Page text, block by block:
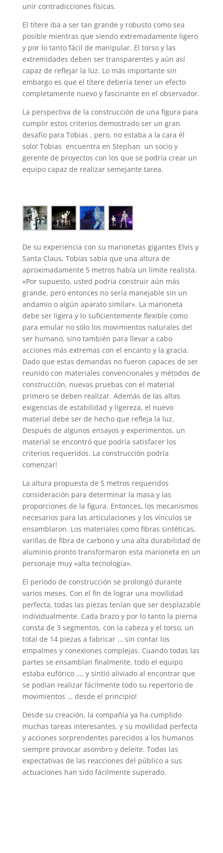
unir contradicciones físicas.
El títere iba a ser tan grande y robusto como sea
posible mientras que siendo extremadamente ligero
y por lo tanto fácil de manipular. El torso y las
extremidades deben ser transparentes y aún así
capaz de reflejar la luz. Lo más importante sin
embargo es que el títere debería tener un efecto
completamente nuevo y fascinante en el observador.
La perspectiva de la construcción de una figura para
cumplir estos criterios demostrado ser un gran
desafío para Tobias , pero, no estaba a la cara él
solo! Tobias encuentra en Stephan un socio y
gerente de proyectos con los que se podría crear un
equipo capaz de realizar semejante tarea.
De su experiencia con su marionetas gigantes Elvis y
Santa Claus, Tobias sabía que una altura de
aproximadamente 5 metros había un límite realista.
«Por supuesto, usted podría construir aún más
grande, pero entonces no sería manejable sin un
andamio o algún aparato similar». La marioneta
debe ser ligera y lo suficientemente flexible como
para emular no sólo los movimientos naturales del
ser humano, sino también para llevar a cabo
acciones más extremas con el encanto y la gracia.
Dado que estas demandas no fueron capaces de ser
reunido con materiales convencionales y métodos de
construcción, nuevas pruebas con el material
primero se deben realizar. Además de las altas
exigencias de estabilidad y ligereza, el nuevo
material debe ser de hecho que refleja la luz.
Después de algunos ensayos y experimentos, un
material se encontró que podría satisfacer los
criterios requeridos. La construcción podría
comenzar!
La altura propuesta de 5 metros requeridos
consideración para determinar la masa y las
proporciones de la figura. Entonces, los mecanismos
necesarios para las articulaciones y los vínculos se
ensamblaron. Los materiales como fibras sintéticas,
varillas de fibra de carbono y una alta durabilidad de
aluminio pronto transformaron esta marioneta en un
personaje muy «alta tecnología».
El período de construcción se prolongó durante
varios meses. Con el fin de lograr una movilidad
perfecta, todas las piezas tenían que ser desplazable
individualmente. Cada brazo y por lo tanto la pierna
consta de 3 segmentos, con la cabeza y el torso, un
total de 14 piezas a fabricar … sin contar los
empalmes y conexiones complejas. Cuando todas las
partes se ensamblan finalmente, todo el equipo
estaba eufórico …, y sintió aliviado al encontrar que
se podian realizar fácilmente todo su repertorio de
movimientos … desde el principio!
Desde su creación, la compañía ya ha cumplido
muchas tareas interesantes, y su movilidad perfecta
y acciones sorprendentes parecidos a los humanos
siempre provocar asombro y deleite. Todas las
expectativas de las reacciones del público a sus
actuaciones han sido fácilmente superado.